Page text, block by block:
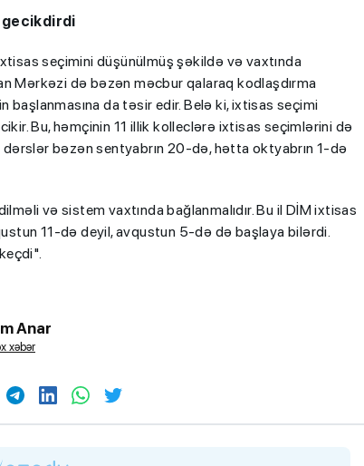
gecikdirdi
seçimini düşünülmüş şəkildə və vaxtında
Mərkəzi də bəzən məcbur qalaraq kodlaşdırma
başlanmasına da təsir edir. Belə ki, ixtisas seçimi
Bu, həmçinin 11 illik kolleclərə ixtisas seçimlərini də
bəzən sentyabrın 20-də, hətta oktyabrın 1-də
və sistem vaxtında bağlanmalıdır. Bu il DİM ixtisas
11-də deyil, avqustun 5-də də başlaya bilərdi.
Anar
xəbər